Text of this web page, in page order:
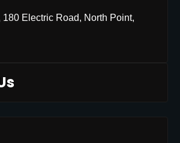
180 Electric Road, North Point,